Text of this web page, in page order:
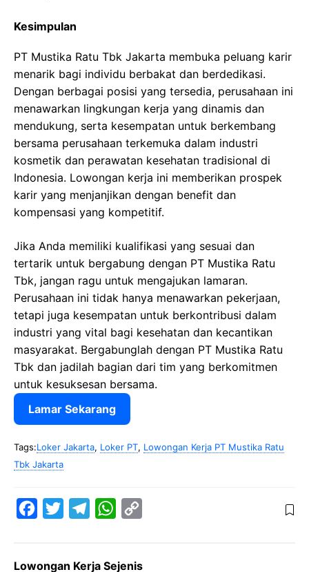
Kesimpulan
PT Mustika Ratu Tbk Jakarta membuka peluang karir
menarik bagi individu berbakat dan berdedikasi.
Dengan berbagai posisi yang tersedia, perusahaan ini
menawarkan lingkungan kerja yang dinamis dan
mendukung, serta kesempatan untuk berkembang
bersama perusahaan terkemuka dalam industri
kosmetik dan perawatan kesehatan tradisional di
Indonesia. Lowongan kerja ini memberikan prospek
karir yang menjanjikan dengan benefit dan
kompensasi yang kompetitif.
Jika Anda memiliki kualifikasi yang sesuai dan
tertarik untuk bergabung dengan PT Mustika Ratu
Tbk, jangan ragu untuk mengajukan lamaran.
Perusahaan ini tidak hanya menawarkan pekerjaan,
tetapi juga kesempatan untuk berkontribusi dalam
industri yang vital bagi kesehatan dan kecantikan
masyarakat. Bergabunglah dengan PT Mustika Ratu
Tbk dan jadilah bagian dari tim yang berkomitmen
untuk kesuksesan bersama.
Lamar Sekarang
Tags:Loker Jakarta, Loker PT, Lowongan Kerja PT Mustika Ratu
Tbk Jakarta
W
Lowongan Kerja Sejenis